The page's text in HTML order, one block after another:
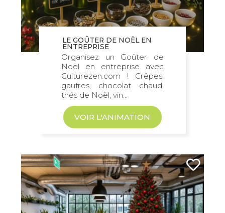
LE GOÛTER DE NOËL EN
ENTREPRISE
Organisez un Goûter de
Noël en entreprise avec
Culturezen.com ! Crêpes,
gaufres, chocolat chaud,
thés de Noël, vin...
VOIR L'ANIMATION